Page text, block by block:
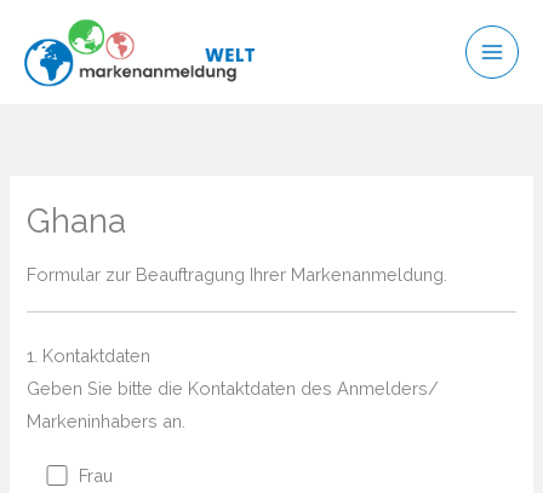
Inhalt
springen
Ghana
Formular zur Beauftragung Ihrer Markenanmeldung.
1. Kontaktdaten
Geben Sie bitte die Kontaktdaten des Anmelders/
Markeninhabers an.
Frau